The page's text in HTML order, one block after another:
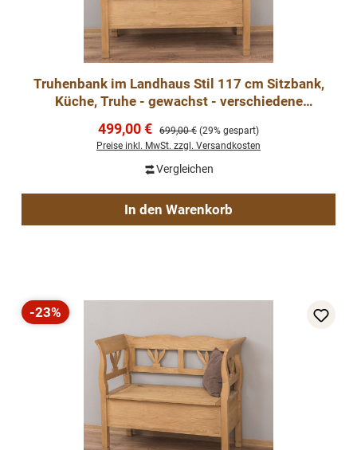
Truhenbank im Landhaus Stil 117 cm Sitzbank,
Küche, Truhe - gewachst - verschiedene
Verkaufspreis:
499,00 € Regulärer Preis:
699,00 € (29% gespart)
Preise inkl. MwSt. zzgl. Versandkosten
Vergleichen
In den Warenkorb
Rabatt
-23%